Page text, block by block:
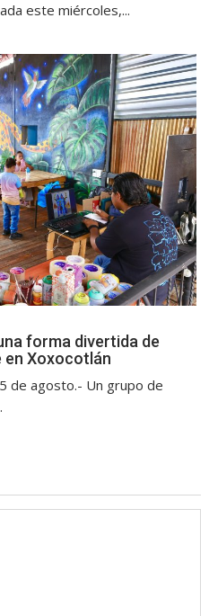
este miércoles,...
forma divertida de
en Xoxocotlán
de agosto.- Un grupo de